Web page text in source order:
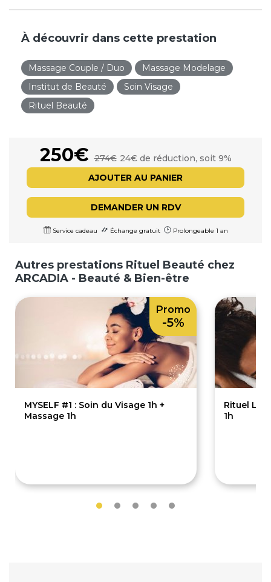
À découvrir dans cette prestation
Massage Couple / Duo
Massage Modelage
Institut de Beauté
Soin Visage
Rituel Beauté
250€ 274€ 24€ de réduction, soit 9%
AJOUTER AU PANIER
DEMANDER UN RDV
Service cadeau Échange gratuit Prolongeable 1 an
Autres prestations Rituel Beauté chez
ARCADIA - Beauté & Bien-être
MYSELF #1 : Soin du Visage 1h +
Massage 1h
Promo
-5%
Rituel Lite
1h